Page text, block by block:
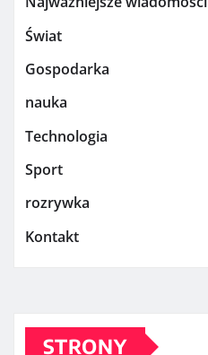
Świat
Gospodarka
nauka
Technologia
Sport
rozrywka
Kontakt
STRONY